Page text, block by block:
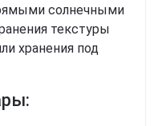
солнечными
текстуры
хранения под